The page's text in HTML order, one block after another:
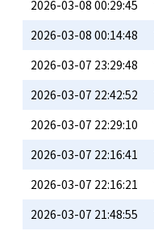
2026-03-08 00:29:45
2026-03-08 00:14:48
2026-03-07 23:29:48
2026-03-07 22:42:52
2026-03-07 22:29:10
2026-03-07 22:16:41
2026-03-07 22:16:21
2026-03-07 21:48:55